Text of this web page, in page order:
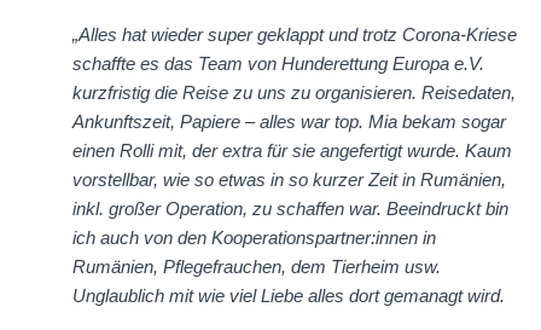
„Alles hat wieder super geklappt und trotz Corona-Kriese
schaffte es das Team von Hunderettung Europa e.V.
kurzfristig die Reise zu uns zu organisieren. Reisedaten,
Ankunftszeit, Papiere – alles war top. Mia bekam sogar
einen Rolli mit, der extra für sie angefertigt wurde. Kaum
vorstellbar, wie so etwas in so kurzer Zeit in Rumänien,
inkl. großer Operation, zu schaffen war. Beeindruckt bin
ich auch von den Kooperationspartner:innen in
Rumänien, Pflegefrauchen, dem Tierheim usw.
Unglaublich mit wie viel Liebe alles dort gemanagt wird.